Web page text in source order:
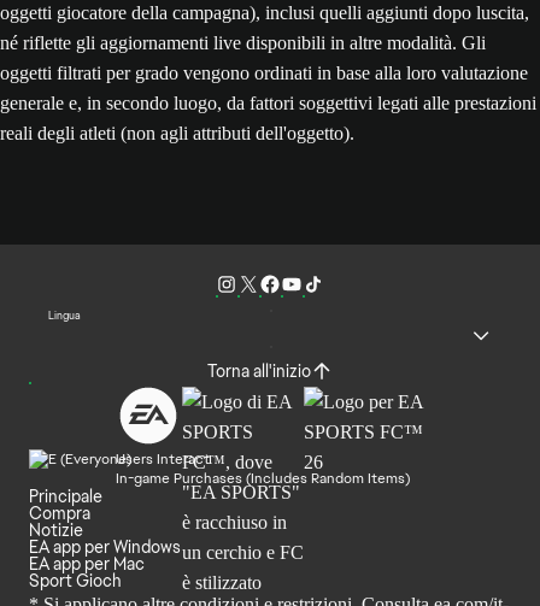
oggetti giocatore della campagna), inclusi quelli aggiunti dopo luscita,
né riflette gli aggiornamenti live disponibili in altre modalità. Gli
oggetti filtrati per grado vengono ordinati in base alla loro valutazione
generale e, in secondo luogo, da fattori soggettivi legati alle prestazioni
reali degli atleti (non agli attributi dell'oggetto).
Lingua
Torna all'inizio
Users Interact
In-game Purchases (Includes Random Items)
Principale
Compra
Notizie
EA app per Windows
EA app per Mac
Sport Gioch